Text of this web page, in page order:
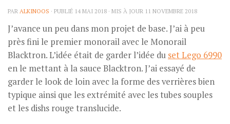
PAR ALKINOOS · PUBLIÉ 14 MAI 2018 · MIS À JOUR 11 NOVEMBRE 2018
J’avance un peu dans mon projet de base. J’ai à peu
près fini le premier monorail avec le Monorail
Blacktron. L’idée était de garder l’idée du set Lego 6990
en le mettant à la sauce Blacktron. J’ai essayé de
garder le look de loin avec la forme des verrières bien
typique ainsi que les extrémité avec les tubes souples
et les dishs rouge translucide.